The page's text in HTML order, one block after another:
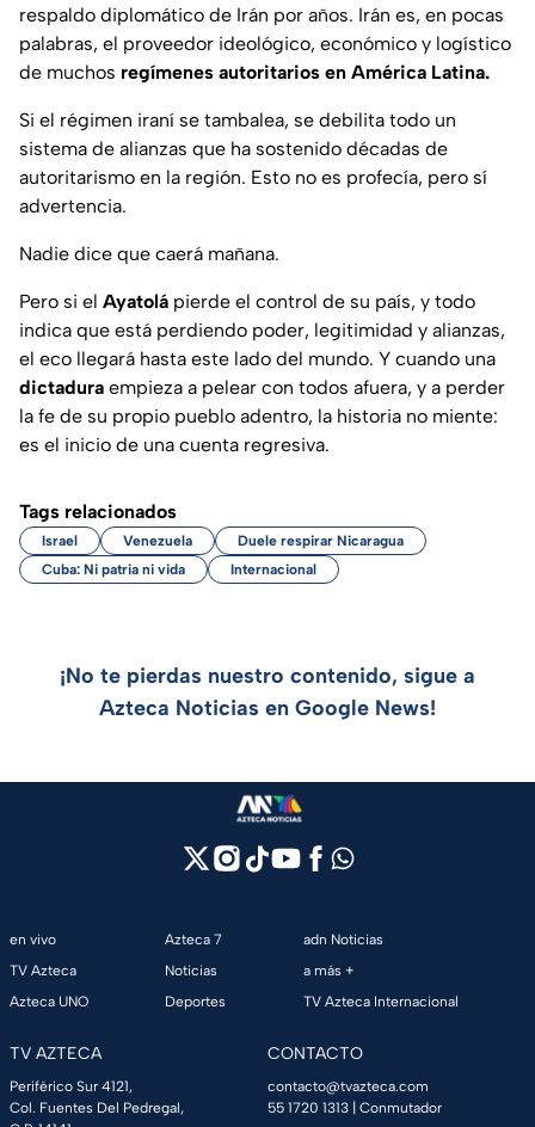
respaldo diplomático de Irán por años. Irán es, en pocas
palabras, el proveedor ideológico, económico y logístico
de muchos regímenes autoritarios en América Latina.
Si el régimen iraní se tambalea, se debilita todo un
sistema de alianzas que ha sostenido décadas de
autoritarismo en la región. Esto no es profecía, pero sí
advertencia.
Nadie dice que caerá mañana.
Pero si el Ayatolá pierde el control de su país, y todo
indica que está perdiendo poder, legitimidad y alianzas,
el eco llegará hasta este lado del mundo. Y cuando una
dictadura empieza a pelear con todos afuera, y a perder
la fe de su propio pueblo adentro, la historia no miente:
es el inicio de una cuenta regresiva.
Tags relacionados
Israel Venezuela
Duele respirar Nicaragua
Cuba: Ni patria ni vida
Internacional
¡No te pierdas nuestro contenido, sigue a
Azteca Noticias en Google News!
en vivo
TV Azteca
Azteca UNO
Azteca 7
Noticias
Deportes
adn Noticias
a más +
TV Azteca Internacional
TV AZTECA
Periférico Sur 4121,
Col. Fuentes Del Pedregal,
CONTACTO
contacto@tvazteca.com
55 1720 1313 | Conmutador